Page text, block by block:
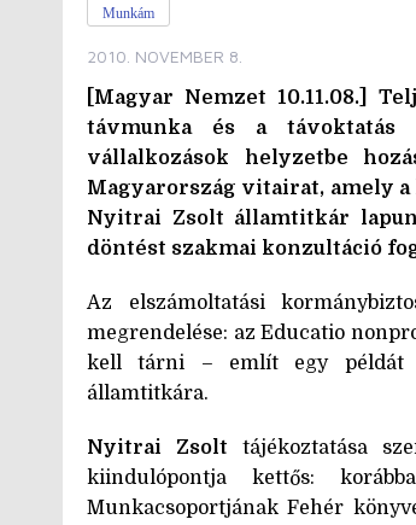
Munkám
2010. NOVEMBER 8.
[Magyar Nemzet 10.11.08.]
távmunka és a távoktatás
vállalkozások helyzetbe
Magyarország vitairat, amely
Nyitrai Zsolt államtitkár
döntést szakmai konzultáció
Az elszámoltatási
megrendelése: az Educatio
kell tárni – említ egy példát
államtitkára.
Nyitrai Zsolt tájékoztatása
kiindulópontja kettős:
Munkacsoportjának Fehér